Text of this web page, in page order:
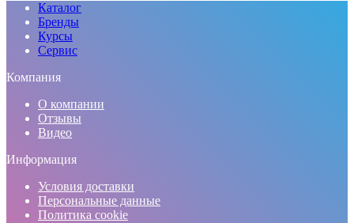
Каталог
Бренды
Курсы
Сервис
Компания
О компании
Отзывы
Видео
Информация
Условия доставки
Персональные данные
Политика cookie